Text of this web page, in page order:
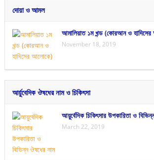
দোয়া ও আমল
আমালিয়াত ১ম খন্ড (কোরআন ও
November 18, 2019
আর্য়ুবেদিক ঔষধের নাম ও চিকিৎসা
আয়ুর্বেদিক চিকিৎসার উপকারিতা ও
March 22, 2019